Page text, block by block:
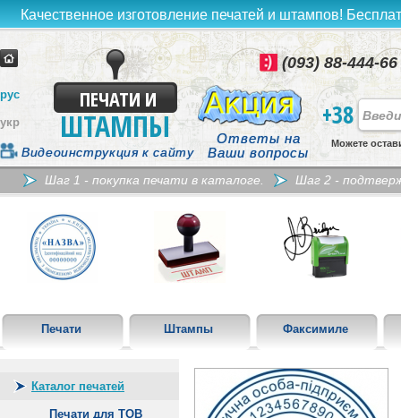
Качественное изготовление печатей и штампов!
ПЕЧАТИ И
ШТАМПЫ
Ответы на
Ваши вопросы
Видеоинструкция к сайту
рус
укр
(093) 88-444-66
+38
Можете
Шаг 1 - покупка печати в каталоге. Шаг 2 -
Печати Штампы Факсимиле
Каталог печатей
Печати для ТОВ